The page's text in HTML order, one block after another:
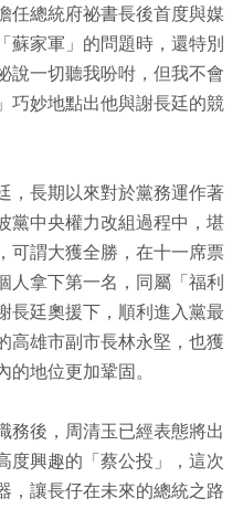
任總統府祕書長後首度與媒
蘇家軍」的問題時，還特別
說一切聽我吩咐，但我不會
巧妙地點出他與謝長廷的競
，長期以來對於黨務運作著
黨中央權力改組過程中，堪
可謂大獲全勝，在十一席票
人拿下第一名，同屬「福利
長廷奧援下，順利進入黨最
高雄市副市長林永堅，也獲
地位更加鞏固。
務後，周清玉已經表態將出
度興趣的「蔡公投」，這次
，讓長仔在未來的總統之路